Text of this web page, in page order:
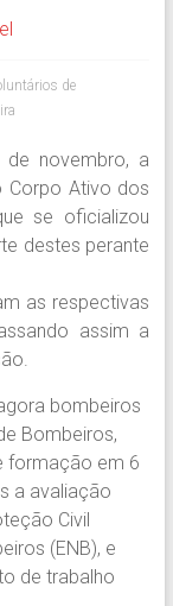
de
de novembro, a
Corpo Ativo dos
se oficializou
destes perante
as respectivas
assim a
bombeiros
Bombeiros,
formação em 6
a avaliação
Civil
(ENB), e
de trabalho